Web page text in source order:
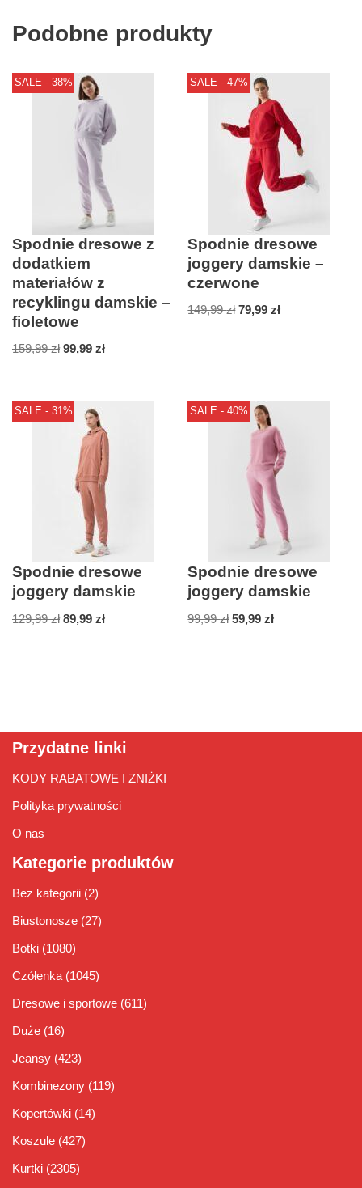
Podobne produkty
SALE - 38%
Spodnie dresowe z
dodatkiem
materiałów z
recyklingu damskie –
fioletowe
159,99zł 99,99 zł
SALE - 47%
Spodnie dresowe
joggery damskie –
czerwone
149,99zł 79,99zł
SALE - 31%
Spodnie dresowe
joggery damskie
129,99zł 89,99 zł
SALE - 40%
Spodnie dresowe
joggery damskie
99,99zł 59,99zł
Przydatne linki
KODY RABATOWE I ZNIŻKI
Polityka prywatności
O nas
Kategorie produktów
Bez kategorii (2)
Biustonosze (27)
Botki (1080)
Czółenka (1045)
Dresowe i sportowe (611)
Duże (16)
Jeansy (423)
Kombinezony (119)
Kopertówki (14)
Koszule (427)
Kurtki (2305)